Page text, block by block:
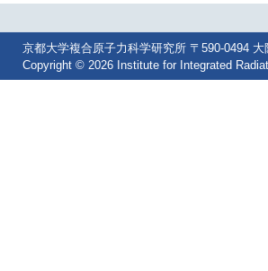
京都大学複合原子力科学研究所 〒590-0494
Copyright © 2026 Institute for Integrated